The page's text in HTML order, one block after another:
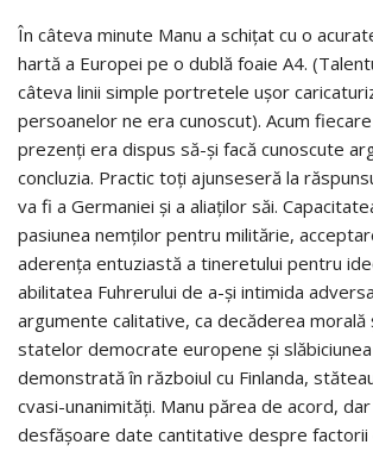
În câteva minute Manu a schiţat cu o
hartă a Europei pe o dublă foaie A4.
câteva linii simple portretele uşor
persoanelor ne era cunoscut). Acum
prezenţi era dispus să-şi facă cunoscute
concluzia. Practic toţi ajunseseră la
va fi a Germaniei şi a aliaţilor săi.
pasiunea nemţilor pentru militărie,
aderenţa entuziastă a tineretului pentru
abilitatea Fuhrerului de a-şi intimida
argumente calitative, ca decăderea morală
statelor democrate europene şi
demonstrată în războiul cu Finlanda,
cvasi-unanimităţi. Manu părea de acord,
desfăşoare date cantitative despre factorii